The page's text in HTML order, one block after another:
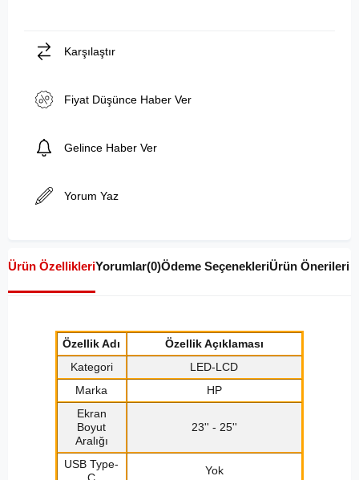
Karşılaştır
Fiyat Düşünce Haber Ver
Gelince Haber Ver
Yorum Yaz
Ürün ÖzellikleriYorumlar(0)Ödeme SeçenekleriÜrün Önerileri
Özellik Adı
Özellik Açıklaması
Kategori
LED-LCD
Marka
HP
Ekran
Boyut
Aralığı
23'' - 25''
USB Type-
Yok